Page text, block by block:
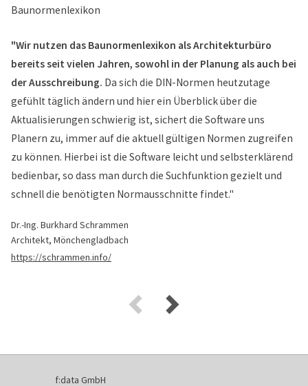
"Wir nutzen das Baunormenlexikon als Architekturbüro
bereits seit vielen Jahren, sowohl in der Planung als auch bei
der Ausschreibung. Da sich die DIN-Normen heutzutage
gefühlt täglich ändern und hier ein Überblick über die
Aktualisierungen schwierig ist, sichert die Software uns
Planern zu, immer auf die aktuell gültigen Normen zugreifen
zu können. Hierbei ist die Software leicht und selbsterklärend
bedienbar, so dass man durch die Suchfunktion gezielt und
schnell die benötigten Normausschnitte findet."
Dr.-Ing. Burkhard Schrammen
Architekt, Mönchengladbach
https://schrammen.info/
f:data GmbH